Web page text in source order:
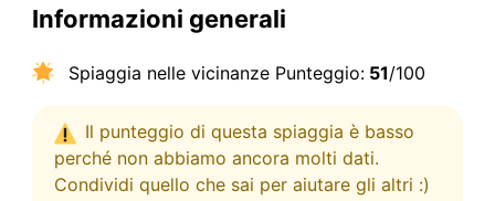
Informazioni generali
Spiaggia nelle vicinanze Punteggio:51/100
Il punteggio di questa spiaggia è basso
perché non abbiamo ancora molti dati.
Condividi quello che sai per aiutare gli altri :)